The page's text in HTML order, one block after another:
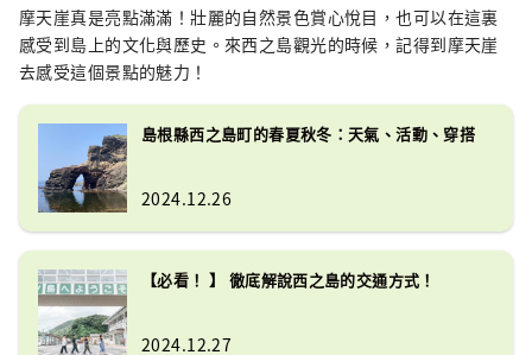
摩天崖真是亮點滿滿！壯麗的自然景色賞心悅目，也可以在這裏
感受到島上的文化與歷史。來西之島觀光的時候，記得到摩天崖
去感受這個景點的魅力！
島根縣西之島町的春夏秋冬：天氣、活動、穿搭
2024.12.26
【必看！ 】 徹底解說西之島的交通方式！
2024.12.27